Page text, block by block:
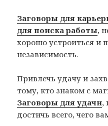
Заговоры для
для поиска работы,
хорошо устроиться и
независимость.
Привлечь удачу и
тому, кто знаком с
Заговоры для удачи,
достичь всего, чего